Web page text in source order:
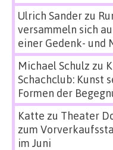
Ulrich Sanderzu
versammeln sich
einer Gedenk- und
Michael Schulz zu
Schachclub: Kunst
Formen der
Katte zu Theater
zum
im Juni